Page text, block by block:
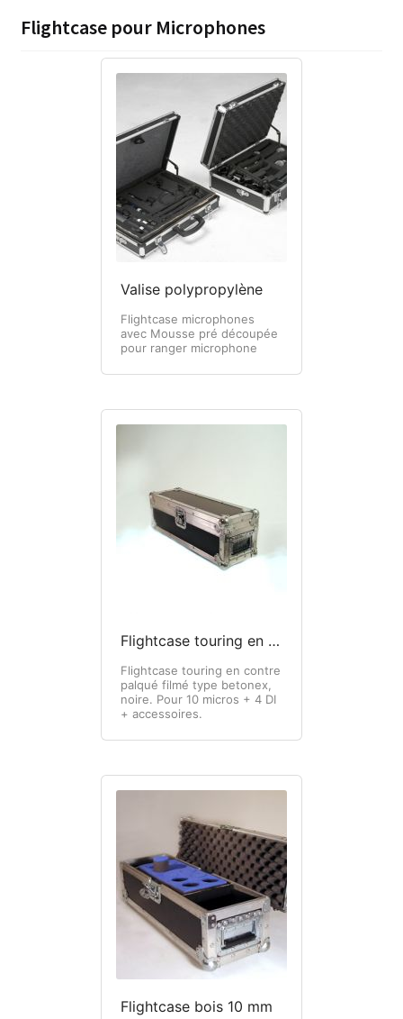
H – Aménagement interne flightcases
I – Tiroirs, plateaux, glissières pour
J – Connectiques, courant, lumière flightcases
K- Trappe accès flightcases
L – Traitement matière, Usinage & soudure
Etagère, glissières & tiroir rack 19 pouces
Flight cases référencés
Flightcase pour Microphones
Valise polypropylène
Flightcase microphones
avec Mousse pré découpée
pour ranger microphone
Flightcase touring en contre palqué filmé
Flightcase touring en contre
palqué filmé type betonex,
noire. Pour 10 micros + 4 DI
+ accessoires.
Flightcase bois 10 mm